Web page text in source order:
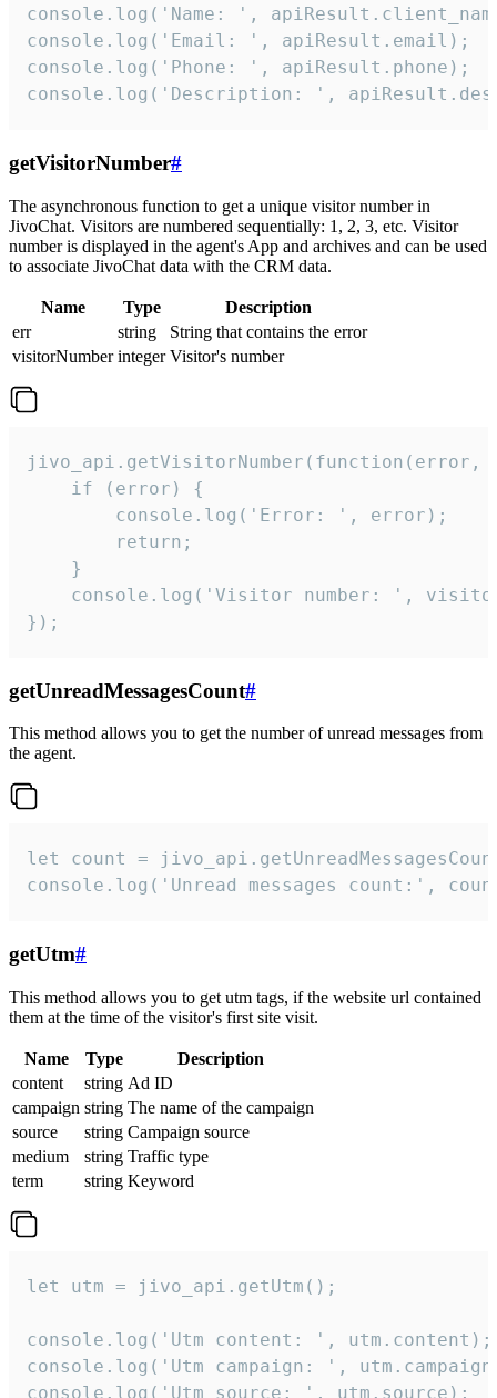
console.log('Name: ',
console.log('Email: ', apiResult.email);
console.log('Phone: ', apiResult.phone);
console.log('Description: ',
getVisitorNumber#
The asynchronous function to get a unique visitor number in
JivoChat. Visitors are numbered sequentially: 1, 2, 3, etc. Visitor
number is displayed in the agent's App and archives and can be used
to associate JivoChat data with the CRM data.
Name Type
Description
err
string
String that contains the error
visitorNumber integer Visitor's number
jivo_api.getVisitorNumber(function(error,
    if (error) {
        console.log('Error: ', error);
        return;
    }
console.log('Visitor number: ',
});
getUnreadMessagesCount#
This method allows you to get the number of unread messages from
the agent.
let count =
console.log('Unread messages count:',
getUtm#
This method allows you to get utm tags, if the website url contained
them at the time of the visitor's first site visit.
Name Type
Description
content
string Ad ID
campaign string The name of the campaign
source
string Campaign source
medium
string Traffic type
term
string Keyword
let utm = jivo_api.getUtm();
console.log('Utm content: ', utm.content);
console.log('Utm campaign: ',
console.log('Utm source: ', utm.source);